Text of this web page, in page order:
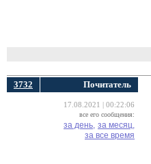
3732 Почитатель
17.08.2021 | 00:22:06
все его сообщения:
за день, за месяц,
за все время